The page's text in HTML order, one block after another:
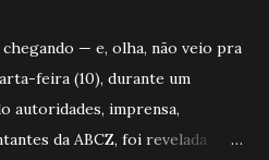
— e, olha, não veio pra
feira (10), durante um
autoridades, imprensa,
da ABCZ, foi revelada